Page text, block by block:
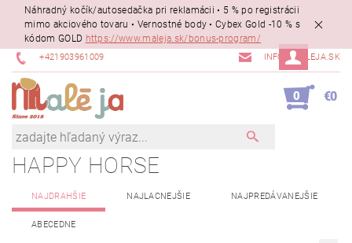
Náhradný kočík/autosedačka pri reklamácii • 5 % po registrácii
mimo akciového tovaru • Vernostné body • Cybex Gold -10 % s
kódom GOLD https://www.maleja.sk/bonus-program/
+421903961009 INFO@MALEJA.SK
0 €0
HAPPY HORSE
NAJDRAHŠIE NAJLACNEJŠIE NAJPREDÁVANEJŠIE
ABECEDNE